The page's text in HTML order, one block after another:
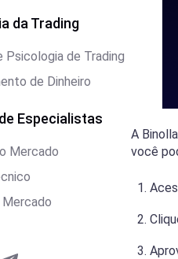
da Trading
Psicologia de Trading
de Dinheiro
Especialistas
Mercado
A
você